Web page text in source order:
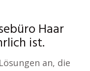
Haar
ist.
an, die